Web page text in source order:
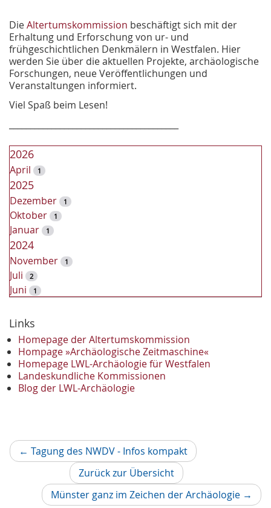
DieAltertumskommission beschäftigt sich mit der
Erhaltung und Erforschung von ur- und
frühgeschichtlichen Denkmälern in Westfalen. Hier
werden Sie über die aktuellen Projekte, archäologische
Forschungen, neue Veröffentlichungen und
Veranstaltungen informiert.
Viel Spaß beim Lesen!
2026
April 1
2025
Dezember 1
Oktober 1
Januar 1
2024
November 1
Juli 2
Juni 1
Dezember
November 2
Oktober 1
September 2
August 1
Mai 1
2022
Oktober 1
1
Links
Homepage der Altertumskommission
Hompage »Archäologische Zeitmaschine«
Homepage LWL-Archäologie für Westfalen
Landeskundliche Kommissionen
Blog der LWL-Archäologie
← Tagung des NWDV - Infos kompaktVorheriger
Artikel
Zurück zur Übersicht
Münster ganz im Zeichen der Archäologie →